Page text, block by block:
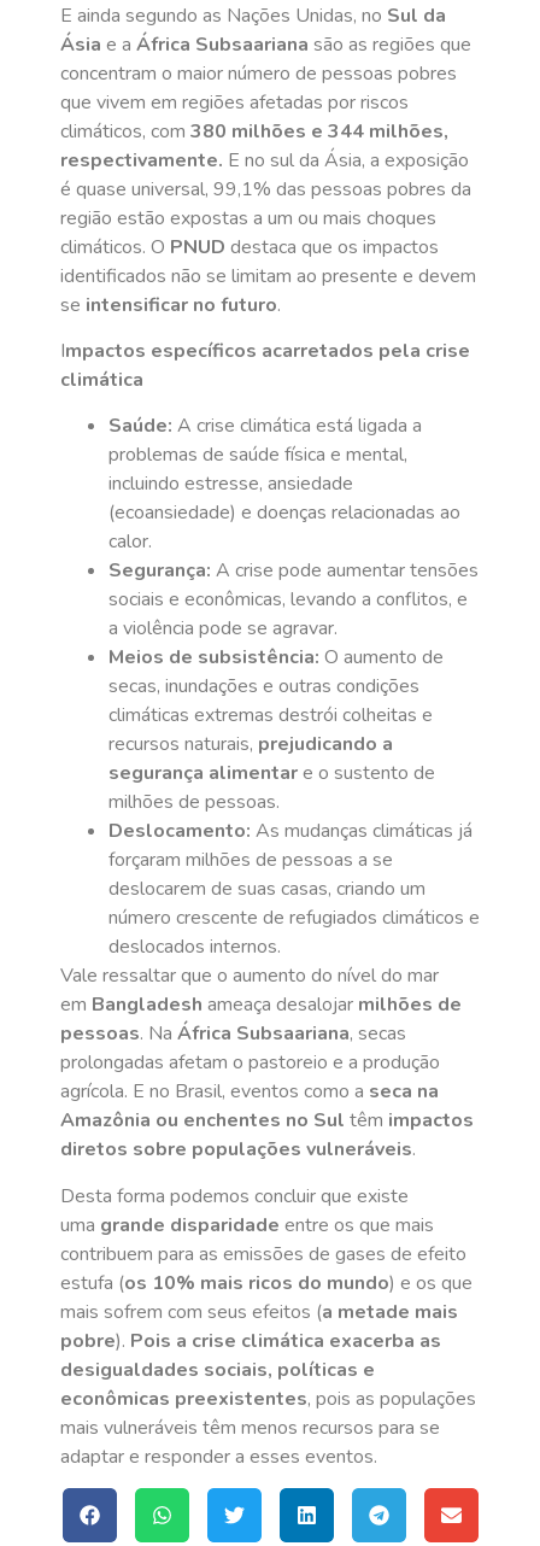
E ainda segundo as Nações Unidas, no Sul da
Ásia e a África Subsaariana são as regiões que
concentram o maior número de pessoas pobres
que vivem em regiões afetadas por riscos
climáticos, com 380 milhões e 344 milhões,
respectivamente. E no sul da Ásia, a exposição
é quase universal, 99,1% das pessoas pobres da
região estão expostas a um ou mais choques
climáticos. O PNUD destaca que os impactos
identificados não se limitam ao presente e devem
se intensificar no futuro.
Impactos específicos acarretados pela crise
climática
Saúde: A crise climática está ligada a
problemas de saúde física e mental,
incluindo estresse, ansiedade
(ecoansiedade) e doenças relacionadas ao
calor.
Segurança: A crise pode aumentar tensões
sociais e econômicas, levando a conflitos, e
a violência pode se agravar.
Meios de subsistência: O aumento de
secas, inundações e outras condições
climáticas extremas destrói colheitas e
recursos naturais, prejudicando a
segurança alimentare o sustento de
milhões de pessoas.
Deslocamento: As mudanças climáticas já
forçaram milhões de pessoas a se
deslocarem de suas casas, criando um
número crescente de refugiados climáticos e
deslocados internos.
Vale ressaltar que o aumento do nível do mar
em Bangladesh ameaça desalojar milhões de
pessoas. Na África Subsaariana, secas
prolongadas afetam o pastoreio e a produção
agrícola. E no Brasil, eventos como a seca na
Amazônia ou enchentes no Sul têm impactos
diretos sobre populações vulneráveis.
Desta forma podemos concluir que existe
uma grande disparidade entre os que mais
contribuem para as emissões de gases de efeito
estufa (os 10% mais ricos do mundo) e os que
mais sofrem com seus efeitos (a metade mais
pobre). Pois a crise climática exacerba as
desigualdades sociais, políticas e
econômicas preexistentes, pois as populações
mais vulneráveis têm menos recursos para se
adaptar e responder a esses eventos.